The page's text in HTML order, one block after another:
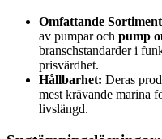
Omfattande
av pumpar och pump
branschstandarder i
prisvärdhet.
Hållbarhet: Deras
mest krävande marina
livslängd.